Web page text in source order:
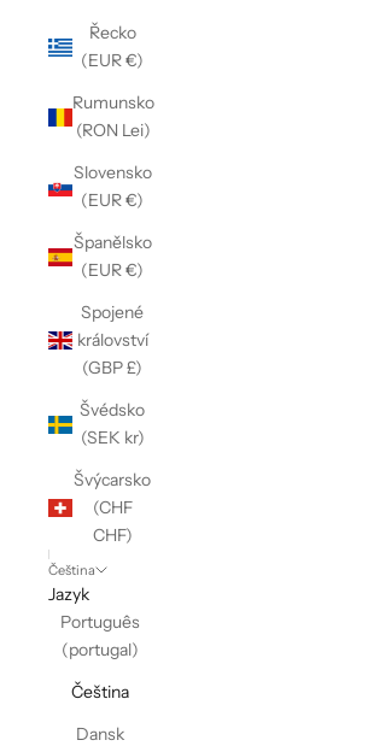
Řecko
(EUR €)
Rumunsko
(RON Lei)
Slovensko
(EUR €)
Španělsko
(EUR €)
Spojené
království
(GBP £)
Švédsko
(SEK kr)
Švýcarsko
(CHF
CHF)
Čeština
Jazyk
Português
(portugal)
Čeština
Dansk